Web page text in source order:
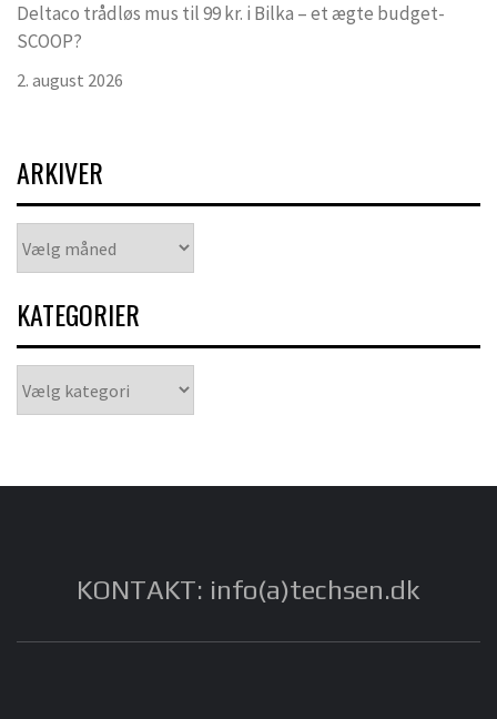
Deltaco trådløs mus til 99 kr. i Bilka – et ægte budget-
SCOOP?
2. august 2026
ARKIVER
KATEGORIER
KONTAKT: info(a)techsen.dk